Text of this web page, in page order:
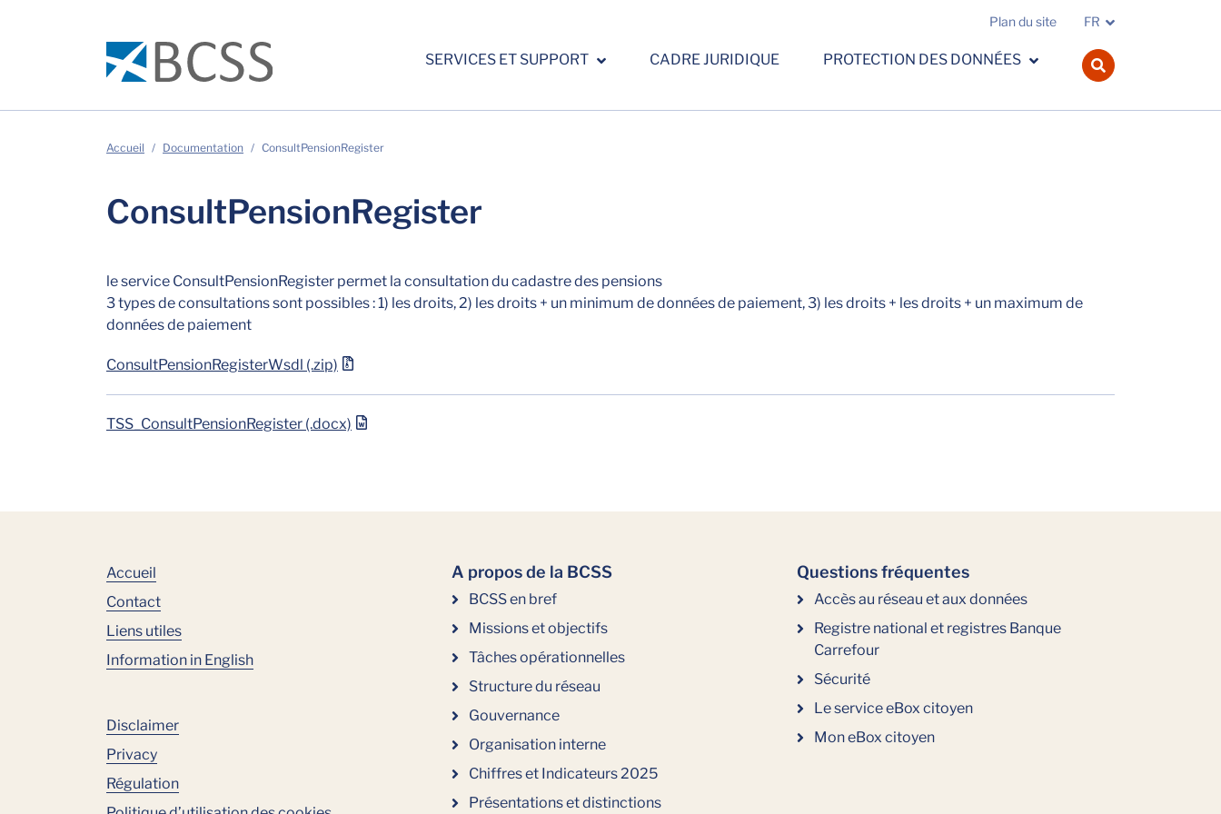
Plan du site FR
SERVICES ET SUPPORT CADRE JURIDIQUE PROTECTION DES DONNÉES
Accueil Documentation ConsultPensionRegister
ConsultPensionRegister
le service ConsultPensionRegister permet la consultation du cadastre des pensions
3 types de consultations sont possibles : 1) les droits, 2) les droits + un minimum de données de paiement, 3) les droits + les droits + un maximum de
données de paiement
ConsultPensionRegisterWsdl (.zip)
TSS_ConsultPensionRegister (.docx)
Accueil
Contact
Liens utiles
Information in English
Disclaimer
Privacy
Régulation
A propos de la BCSS
BCSS en bref
Missions et objectifs
Tâches opérationnelles
Structure du réseau
Gouvernance
Organisation interne
Chiffres et Indicateurs 2025
Présentations et distinctions
Questions fréquentes
Accès au réseau et aux données
Registre national et registres Banque
Carrefour
Sécurité
Le service eBox citoyen
Mon eBox citoyen